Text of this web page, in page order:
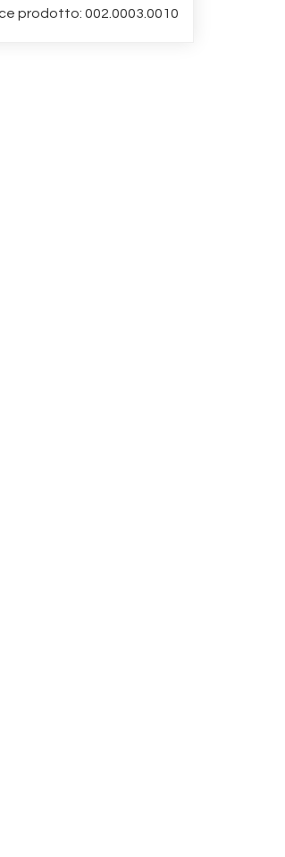
prodotto: 002.0003.0010